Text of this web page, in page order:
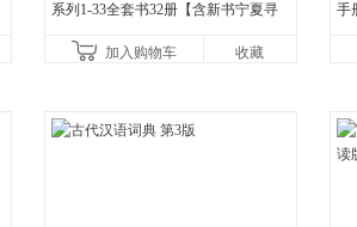
系列1-33全套书32册【含新书宁夏寻
广东福建河北黑
加入购物车 收藏
手